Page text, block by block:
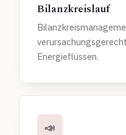
Bilanzkreislauf
Energieflüssen.
📣